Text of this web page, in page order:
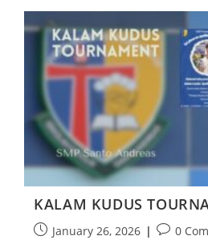
KALAM KUDUS
January 26, 2026 0